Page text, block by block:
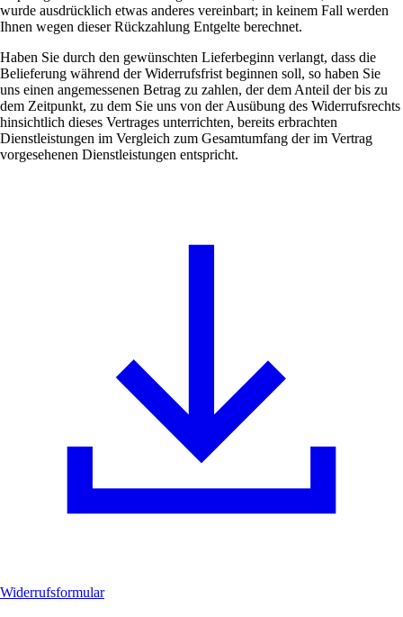
wurde ausdrücklich etwas anderes vereinbart; in keinem Fall werden
Ihnen wegen dieser Rückzahlung Entgelte berechnet.
Haben Sie durch den gewünschten Lieferbeginn verlangt, dass die
Belieferung während der Widerrufsfrist beginnen soll, so haben Sie
uns einen angemessenen Betrag zu zahlen, der dem Anteil der bis zu
dem Zeitpunkt, zu dem Sie uns von der Ausübung des Widerrufsrechts
hinsichtlich dieses Vertrages unterrichten, bereits erbrachten
Dienstleistungen im Vergleich zum Gesamtumfang der im Vertrag
vorgesehenen Dienstleistungen entspricht.
Widerrufsformular